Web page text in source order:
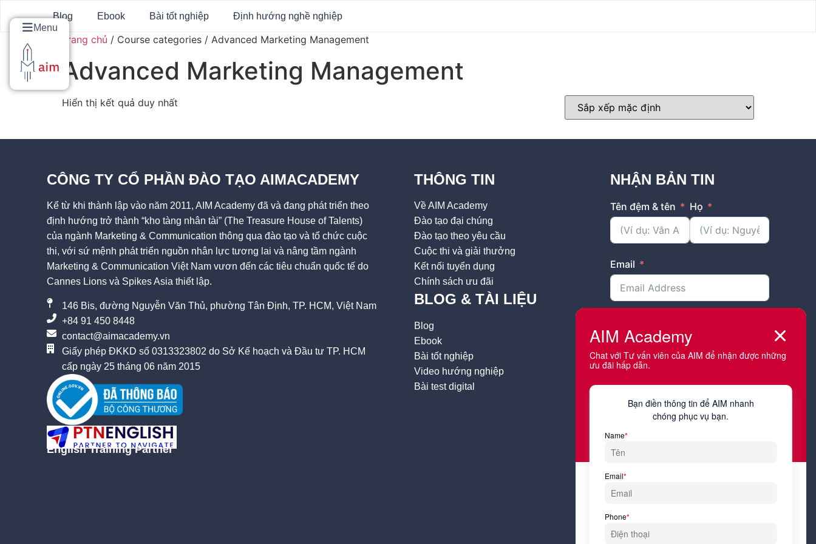
Menu
Blog Ebook Bài tốt nghiệp Định hướng nghề nghiệp
Trang chủ / Course categories / Advanced Marketing Management
Advanced Marketing Management
Hiển thị kết quả duy nhất
CÔNG TY CỔ PHẦN ĐÀO TẠO AIMACADEMY
Kể từ khi thành lập vào năm 2011, AIM Academy đã và đang phát triển theo
định hướng trở thành “kho tàng nhân tài” (The Treasure House of Talents)
của ngành Marketing & Communication thông qua đào tạo và tổ chức cuộc
thi, với sứ mệnh phát triển nguồn nhân lực tương lai và nâng tầm ngành
Marketing & Communication Việt Nam vươn đến các tiêu chuẩn quốc tế do
Cannes Lions và Spikes Asia thiết lập.
146 Bis, đường Nguyễn Văn Thủ, phường Tân Định, TP. HCM, Việt Nam
+84 91 450 8448
contact@aimacademy.vn
Giấy phép ĐKKD số 0313323802 do Sở Kế hoạch và Đầu tư TP. HCM
cấp ngày 25 tháng 06 năm 2015
English Training Partner
THÔNG TIN
Về AIM Academy
Đào tạo đại chúng
Đào tạo theo yêu cầu
Cuộc thi và giải thưởng
Kết nối tuyển dụng
Chính sách ưu đãi
BLOG & TÀI LIỆU
Blog
Ebook
Bài tốt nghiệp
Video hướng nghiệp
Bài test digital
NHẬN BẢN TIN
Tên đệm & tên Họ
Email
thành nào?
Tôi đồng ý với
Điều khoản